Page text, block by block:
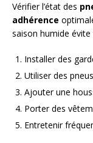
Vérifier l’état des
adhérence
saison humide
Installer des
Utiliser des
Ajouter une
Porter des
Entretenir